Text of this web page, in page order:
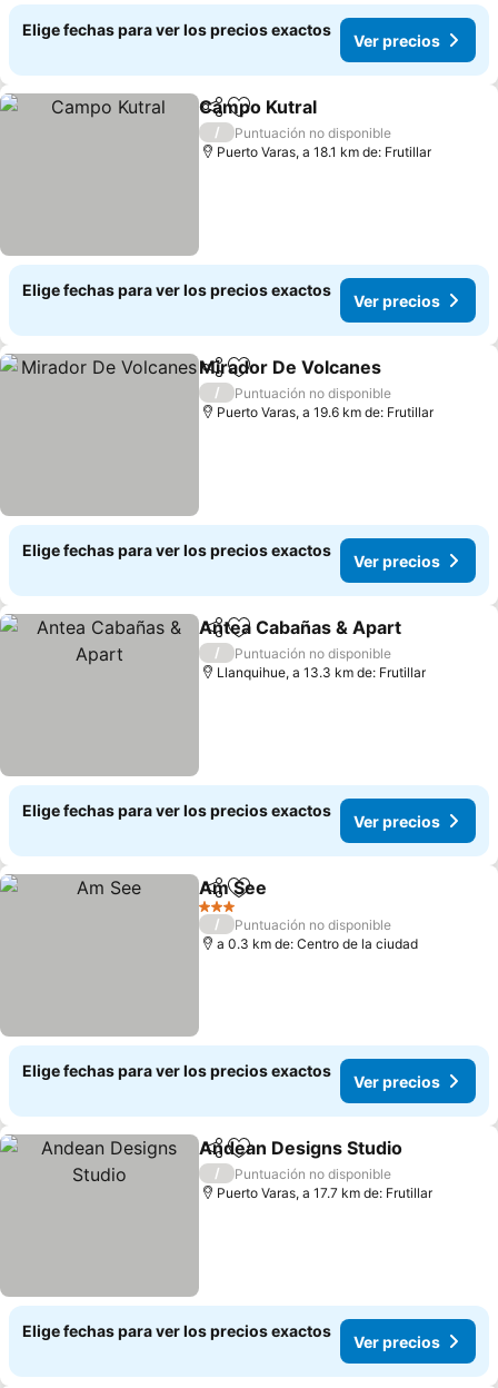
Elige fechas para ver los precios exactos
Ver precios
CompartirAgregar a favoritos
Campo Kutral
/
Puntuación no disponible
Puerto Varas, a 18.1 km de: Frutillar
Elige fechas para ver los precios exactos
Ver precios
CompartirAgregar a favoritos
Mirador De Volcanes
/
Puntuación no disponible
Puerto Varas, a 19.6 km de: Frutillar
Elige fechas para ver los precios exactos
Ver precios
CompartirAgregar a favoritos
Antea Cabañas & Apart
/
Puntuación no disponible
Llanquihue, a 13.3 km de: Frutillar
Elige fechas para ver los precios exactos
Ver precios
CompartirAgregar a favoritos
Am See
3 Estrellas
/
Puntuación no disponible
a 0.3 km de: Centro de la ciudad
Elige fechas para ver los precios exactos
Ver precios
CompartirAgregar a favoritos
Andean Designs Studio
/
Puntuación no disponible
Puerto Varas, a 17.7 km de: Frutillar
Elige fechas para ver los precios exactos
Ver precios